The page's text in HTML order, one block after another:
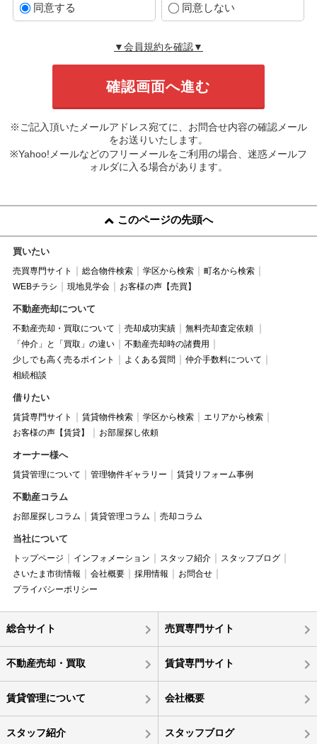
同意する 同意しない
▼会員規約を確認▼
※ご記入頂いたメールアドレス宛てに、お問合せ内容の確認メール
をお送りいたします。
※Yahoo!メールなどのフリーメールをご利用の場合、迷惑メールフ
ォルダに入る場合があります。
このページの先頭へ
買いたい
売買専門サイト 総合物件検索 学区から検索
町名から検索
WEBチラシ
現地見学会 お客様の声【売買】
不動産売却について
不動産売却・買取について 売却成功実績
無料売却査定依頼
「仲介」と「買取」の違い
不動産売却時の諸費用
少しでも高く売るポイント
よくある質問
仲介手数料について
相続相談
借りたい
賃貸専門サイト 賃貸物件検索 学区から検索
エリアから検索
お客様の声【賃貸】
お部屋探し依頼
オーナー様へ
賃貸管理について 管理物件ギャラリー 賃貸リフォーム事例
不動産コラム
お部屋探しコラム 賃貸管理コラム 売却コラム
当社について
トップページ インフォメーション スタッフ紹介
スタッフブログ
さいたま市街情報
会社概要 採用情報
お問合せ
プライバシーポリシー
総合サイト 売買専門サイト
不動産売却・買取 賃貸専門サイト
賃貸管理について 会社概要
スタッフ紹介 スタッフブログ